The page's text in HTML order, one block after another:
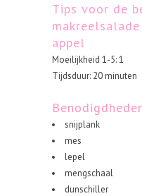
Tips voor de
appel
Moeilijkheid 1-5: 1
Tijdsduur: 20 minuten
snijplank
mes
lepel
mengschaal
dunschiller